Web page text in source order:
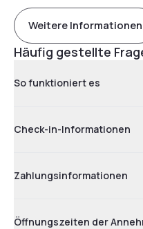
Weitere Informationen
Häufig gestellte
So funktioniert es
Check-in-Informationen
Zahlungsinformationen
Öffnungszeiten der